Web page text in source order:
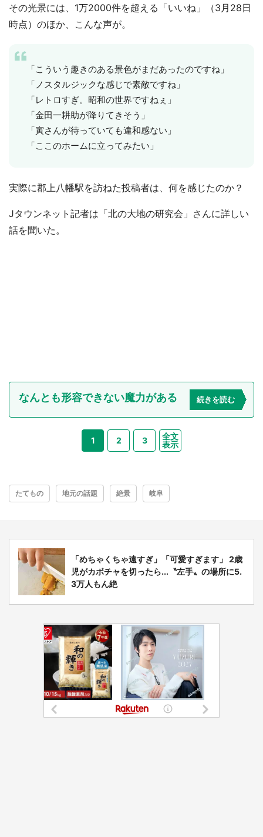
その光景には、1万2000件を超える「いいね」（3月28日
時点）のほか、こんな声が。
「こういう趣きのある景色がまだあったのですね」
「ノスタルジックな感じで素敵ですね」
「レトロすぎ。昭和の世界ですねぇ」
「金田一耕助が降りてきそう」
「寅さんが待っていても違和感ない」
「ここのホームに立ってみたい」
実際に郡上八幡駅を訪ねた投稿者は、何を感じたのか？
Jタウンネット記者は「北の大地の研究会」さんに詳しい
話を聞いた。
なんとも形容できない魔力がある 続きを読む
1 2 3
全文
表示
たてもの 地元の話題 絶景 岐阜
「めちゃくちゃ遠すぎ」「可愛すぎます」 2歳
児がカボチャを切ったら...〝左手〟の場所に5.
3万人もん絶